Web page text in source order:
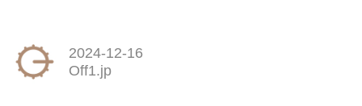
2024-12-16
Off1.jp